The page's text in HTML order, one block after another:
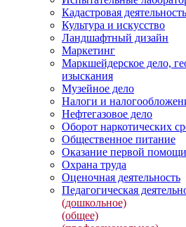
Кадастровая деятельность
Культура и искусство
Ландшафтный дизайн
Маркетинг
Маркшейдерское дело,
изыскания
Музейное дело
Налоги и
Нефтегазовое дело
Оборот наркотических
Общественное питание
Оказание первой
Охрана труда
Оценочная деятельность
Педагогическая
(дошкольное)
(общее)